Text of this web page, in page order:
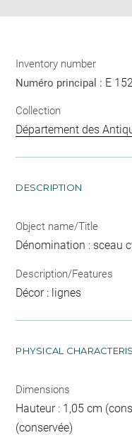
Inventory number
Numéro principal : E
Collection
Département des
DESCRIPTION
Object name/Title
Dénomination : sceau
Description/Features
Décor : lignes
PHYSICAL
Dimensions
Hauteur : 1,05 cm
(conservée)